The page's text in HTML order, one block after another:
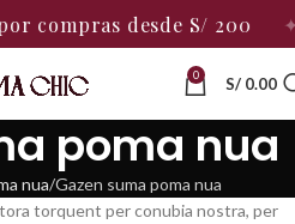
compras desde S/ 200 ✦
0 S/ 0.00
poma nua
nua Gazen suma poma nua
torquent per conubia nostra, per